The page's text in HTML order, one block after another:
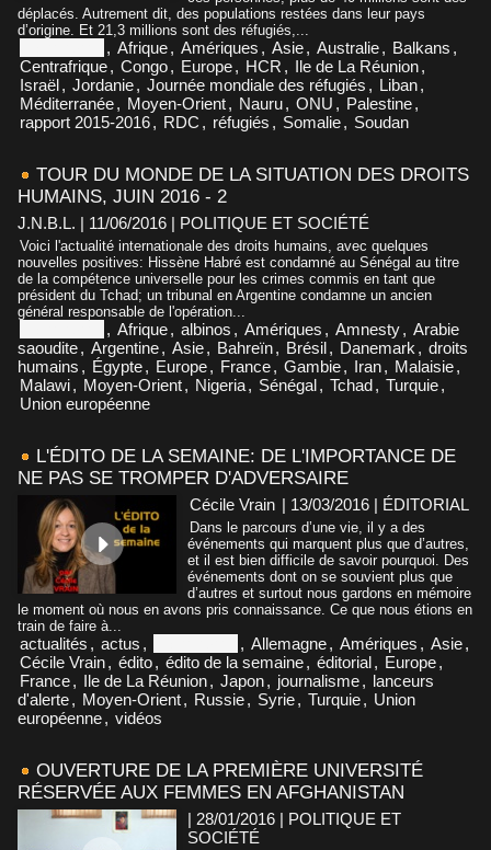
déplacés. Autrement dit, des populations restées dans leur pays
d’origine. Et 21,3 millions sont des réfugiés,...
, Afrique, Amériques , Asie, Australie, Balkans ,
Centrafrique, Congo, Europe, HCR , Ile de La Réunion,
Israël, Jordanie, Journée mondiale des réfugiés , Liban,
Méditerranée, Moyen-Orient, Nauru, ONU , Palestine,
rapport 2015-2016, RDC , réfugiés , Somalie, Soudan
TOUR DU MONDE DE LA SITUATION DES DROITS
HUMAINS, JUIN 2016 - 2
J.N.B.L. | 11/06/2016 | POLITIQUE ET SOCIÉTÉ
Voici l'actualité internationale des droits humains, avec quelques
nouvelles positives: Hissène Habré est condamné au Sénégal au titre
de la compétence universelle pour les crimes commis en tant que
président du Tchad; un tribunal en Argentine condamne un ancien
général responsable de l'opération...
, Afrique, albinos , Amériques , Amnesty, Arabie
saoudite, Argentine, Asie, Bahreïn, Brésil, Danemark , droits
humains , Égypte, Europe, France, Gambie, Iran, Malaisie,
Malawi, Moyen-Orient, Nigeria, Sénégal, Tchad, Turquie,
Union européenne
L'ÉDITO DE LA SEMAINE: DE L'IMPORTANCE DE
NE PAS SE TROMPER D'ADVERSAIRE
Cécile Vrain | 13/03/2016 | ÉDITORIAL
Dans le parcours d’une vie, il y a des
événements qui marquent plus que d’autres,
et il est bien difficile de savoir pourquoi. Des
événements dont on se souvient plus que
d’autres et surtout nous gardons en mémoire
le moment où nous en avons pris connaissance. Ce que nous étions en
train de faire à...
actualités , actus , , Allemagne, Amériques , Asie,
Cécile Vrain, édito, édito de la semaine, éditorial, Europe,
France, Ile de La Réunion, Japon, journalisme, lanceurs
d'alerte, Moyen-Orient, Russie, Syrie, Turquie, Union
européenne, vidéos
OUVERTURE DE LA PREMIÈRE UNIVERSITÉ
RÉSERVÉE AUX FEMMES EN AFGHANISTAN
| 28/01/2016 | POLITIQUE ET
SOCIÉTÉ